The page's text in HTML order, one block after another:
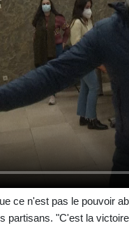
ce n'est pas le pouvoir
partisans. "C'est la